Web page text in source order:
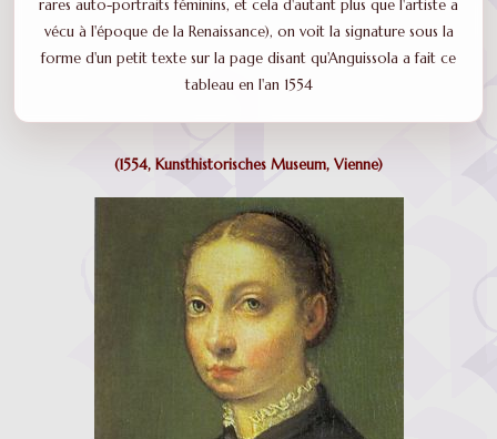
rares auto-portraits féminins, et cela d'autant plus que l'artiste a
vécu à l'époque de la Renaissance), on voit la signature sous la
forme d'un petit texte sur la page disant qu'Anguissola a fait ce
tableau en l'an 1554
(1554, Kunsthistorisches Museum, Vienne)